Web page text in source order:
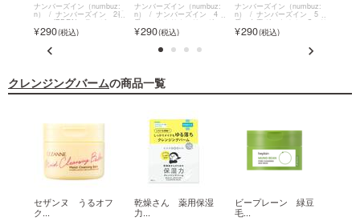
ナンバーズイン（numbuz:
n） ナンバーズイン 2番
ローズPDRNコラーゲンぷ
るぷるマスク
290
ナンバーズイン（numbuz:
n） ナンバーズイン 4
番 ひんやりクーリングシ
ートマスク
290
ナンバーズイン（numbuz:
n） ナンバーズイン 5
番 白玉グルタチオンCふり
かけマスク
290
クレンジングバームの商品一覧
セザンヌ うるオフ
ク...
乾燥さん 薬用保湿
力...
ビープレーン 緑豆
毛...